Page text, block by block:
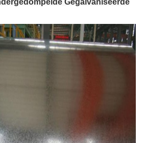
Gegalvaniseerde